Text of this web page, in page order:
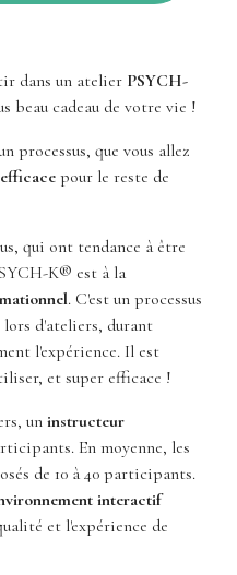
dans un atelier PSYCH-
beau cadeau de votre vie !
processus, que vous allez
pour le reste de
qui ont tendance à être
K® est à la
. C'est un processus
d'ateliers, durant
l'expérience. Il est
et super efficace !
un instructeur
En moyenne, les
de 10 à 40 participants.
interactif
et l'expérience de